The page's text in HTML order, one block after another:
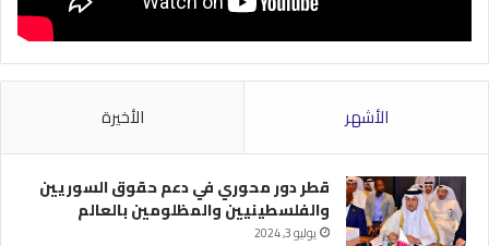
الأشهر الأخيرة
قطر دور محوري في دعم حقوق السوريين
والفلسطينيين والمظلومين بالعالم
يوليو 3, 2024